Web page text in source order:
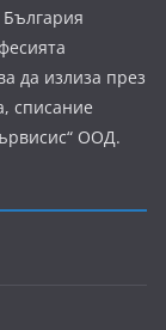
да излиза през
списание
ООД.